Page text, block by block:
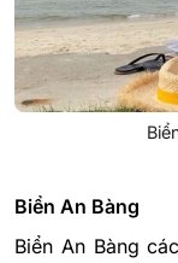
Biển An Bàng
Biển An Bàng